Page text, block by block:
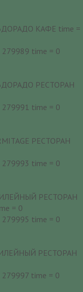
КАФЕ time =
279989 time = 0
РЕСТОРАН
279991 time = 0
РЕСТОРАН
279993 time = 0
РЕСТОРАН
= 0
279995 time = 0
РЕСТОРАН
279997 time = 0